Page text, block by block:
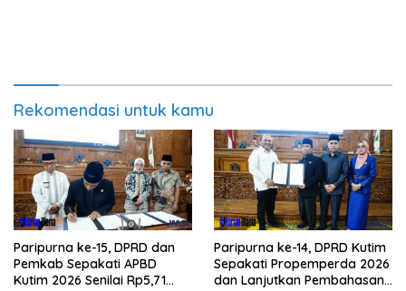
Rekomendasi untuk kamu
Paripurna ke-15, DPRD dan
Pemkab Sepakati APBD
Kutim 2026 Senilai Rp5,71
Paripurna ke-14, DPRD Kutim
Sepakati Propemperda 2026
dan Lanjutkan Pembahasan